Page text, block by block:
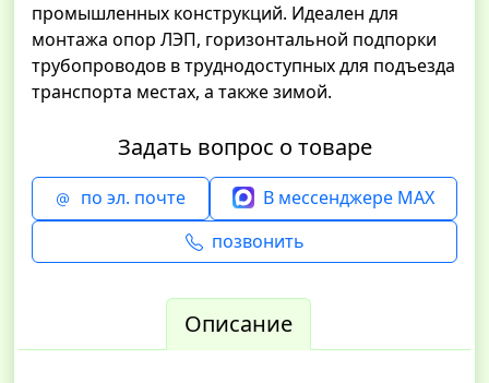
промышленных конструкций. Идеален для
монтажа опор ЛЭП, горизонтальной подпорки
трубопроводов в труднодоступных для подъезда
транспорта местах, а также зимой.
Задать вопрос о товаре
по эл. почте
В мессенджере MAX
позвонить
Описание